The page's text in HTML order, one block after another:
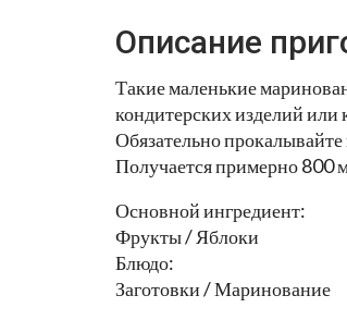
Описание
Такие маленькие
кондитерских изделий или
Обязательно
Получается примерно 800
Основной ингредиент:
Фрукты / Яблоки
Блюдо:
Заготовки / Маринование